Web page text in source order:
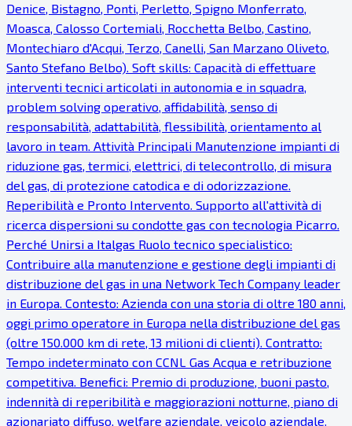
Denice, Bistagno, Ponti, Perletto, Spigno Monferrato,
Moasca, Calosso Cortemiali, Rocchetta Belbo, Castino,
Montechiaro d'Acqui, Terzo, Canelli, San Marzano Oliveto,
Santo Stefano Belbo). Soft skills: Capacità di effettuare
interventi tecnici articolati in autonomia e in squadra,
problem solving operativo, affidabilità, senso di
responsabilità, adattabilità, flessibilità, orientamento al
lavoro in team. Attività Principali Manutenzione impianti di
riduzione gas, termici, elettrici, di telecontrollo, di misura
del gas, di protezione catodica e di odorizzazione.
Reperibilità e Pronto Intervento. Supporto all'attività di
ricerca dispersioni su condotte gas con tecnologia Picarro.
Perché Unirsi a Italgas Ruolo tecnico specialistico:
Contribuire alla manutenzione e gestione degli impianti di
distribuzione del gas in una Network Tech Company leader
in Europa. Contesto: Azienda con una storia di oltre 180 anni,
oggi primo operatore in Europa nella distribuzione del gas
(oltre 150.000 km di rete, 13 milioni di clienti). Contratto:
Tempo indeterminato con CCNL Gas Acqua e retribuzione
competitiva. Benefici: Premio di produzione, buoni pasto,
indennità di reperibilità e maggiorazioni notturne, piano di
azionariato diffuso, welfare aziendale, veicolo aziendale.